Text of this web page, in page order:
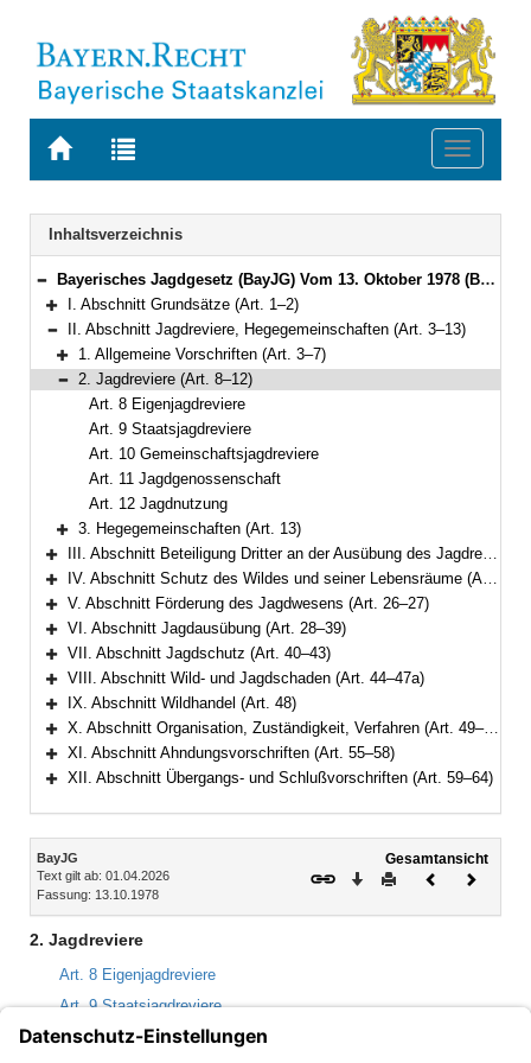
Zur
BAYERN.RECHT
Zur
letzten
Suche
Toggle
Navigation
Inhaltsverzeichnis
Bereich reduzieren
Bayerisches Jagdgesetz (BayJG) Vom 13. Oktober 1978 (BayRS V S. 595) BayRS 792-1-W (Art. 1–64)
Bereich erweitern
I. Abschnitt Grundsätze (Art. 1–2)
Bereich reduzieren
II. Abschnitt Jagdreviere, Hegegemeinschaften (Art. 3–13)
Bereich erweitern
1. Allgemeine Vorschriften (Art. 3–7)
Bereich reduzieren
2. Jagdreviere (Art. 8–12)
Art. 8 Eigenjagdreviere
Art. 9 Staatsjagdreviere
Art. 10 Gemeinschaftsjagdreviere
Art. 11 Jagdgenossenschaft
Art. 12 Jagdnutzung
Bereich erweitern
3. Hegegemeinschaften (Art. 13)
Bereich erweitern
III. Abschnitt Beteiligung Dritter an der Ausübung des Jagdrechts (Art. 14–20)
Bereich erweitern
IV. Abschnitt Schutz des Wildes und seiner Lebensräume (Art. 21–25)
Bereich erweitern
V. Abschnitt Förderung des Jagdwesens (Art. 26–27)
Bereich erweitern
VI. Abschnitt Jagdausübung (Art. 28–39)
Bereich erweitern
VII. Abschnitt Jagdschutz (Art. 40–43)
Bereich erweitern
VIII. Abschnitt Wild- und Jagdschaden (Art. 44–47a)
Bereich erweitern
IX. Abschnitt Wildhandel (Art. 48)
Bereich erweitern
X. Abschnitt Organisation, Zuständigkeit, Verfahren (Art. 49–54)
Bereich erweitern
XI. Abschnitt Ahndungsvorschriften (Art. 55–58)
XII. Abschnitt Übergangs- und Schlußvorschriften (Art. 59–64)
Inhalt
BayJG
Text gilt ab: 01.04.2026
Fassung: 13.10.1978
Gesamtansicht
Download
DruckenVorheriges
2. Jagdreviere
Art. 8 Eigenjagdreviere
Art. 9 Staatsjagdreviere
Art. 10 Gemeinschaftsjagdreviere